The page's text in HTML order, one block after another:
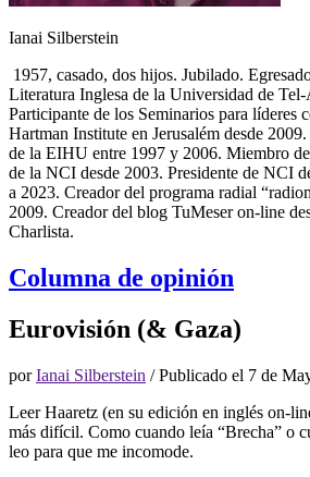
Ianai Silberstein
1957, casado, dos hijos. Jubilado.
Literatura Inglesa de la Universidad de
Participante de los Seminarios para líderes
Hartman Institute en Jerusalém desde
de la EIHU entre 1997 y 2006. Miembro
de la NCI desde 2003. Presidente de NCI
a 2023. Creador del programa radial
2009. Creador del blog TuMeser on-line
Charlista.
Columna de opinión
Eurovisión (& Gaza)
porIanai Silberstein / Publicado el 7 de
Leer Haaretz (en su edición en inglés on-
más difícil. Como cuando leía “Brecha” o
leo para que me incomode.